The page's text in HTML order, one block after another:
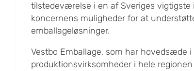
tilstedeværelse i en af Sveriges vigtigste
koncernens muligheder for at
emballageløsninger.
Vestbo Emballage, som har hovedsæde i
produktionsvirksomheder i hele